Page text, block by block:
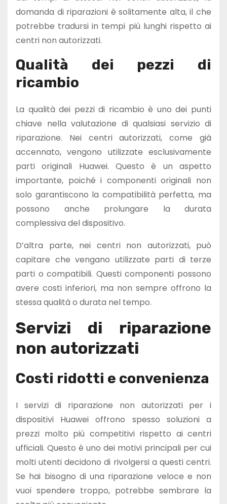
domanda di riparazioni è solitamente alta, il che
potrebbe tradursi in tempi più lunghi rispetto ai
centri non autorizzati.
Qualità dei pezzi di
ricambio
La qualità dei pezzi di ricambio è uno dei punti
chiave nella valutazione di qualsiasi servizio di
riparazione. Nei centri autorizzati, come già
accennato, vengono utilizzate esclusivamente
parti originali Huawei. Questo è un aspetto
importante, poiché i componenti originali non
solo garantiscono la compatibilità perfetta, ma
possono anche prolungare la durata
complessiva del dispositivo.
D’altra parte, nei centri non autorizzati, può
capitare che vengano utilizzate parti di terze
parti o compatibili. Questi componenti possono
avere costi inferiori, ma non sempre offrono la
stessa qualità o durata nel tempo.
Servizi di riparazione
non autorizzati
Costi ridotti e convenienza
I servizi di riparazione non autorizzati per i
dispositivi Huawei offrono spesso soluzioni a
prezzi molto più competitivi rispetto ai centri
ufficiali. Questo è uno dei motivi principali per cui
molti utenti decidono di rivolgersi a questi centri.
Se hai bisogno di una riparazione veloce e non
vuoi spendere troppo, potrebbe sembrare la